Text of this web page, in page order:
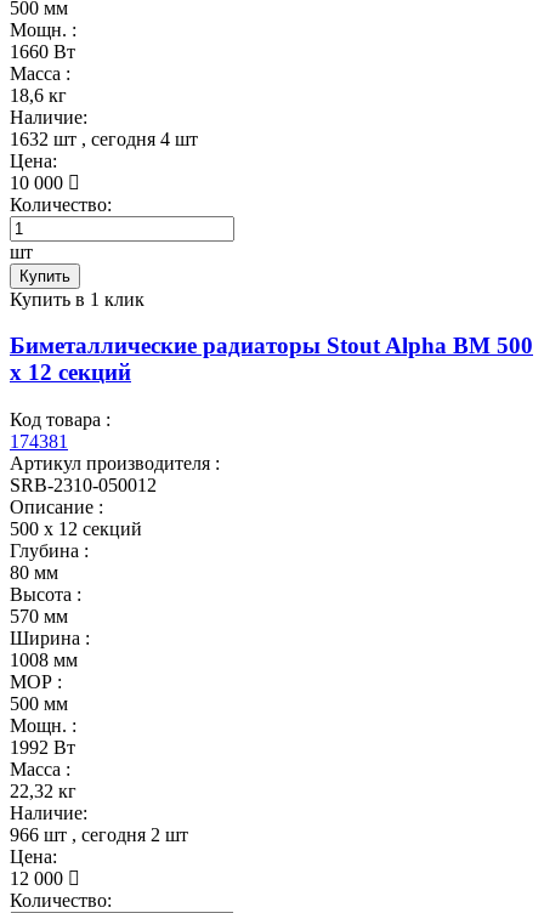
500 мм
Мощн. :
1660 Вт
Масса :
18,6 кг
Наличие:
1632 шт , сегодня 4 шт
Цена:
10 000
Количество:
шт
Купить
Купить в 1 клик
Биметаллические радиаторы Stout Alpha BM 500
х 12 секций
Код товара :
174381
Артикул производителя :
SRB-2310-050012
Описание :
500 х 12 секций
Глубина :
80 мм
Высота :
570 мм
Ширина :
1008 мм
МОР :
500 мм
Мощн. :
1992 Вт
Масса :
22,32 кг
Наличие:
966 шт , сегодня 2 шт
Цена:
12 000
Количество: